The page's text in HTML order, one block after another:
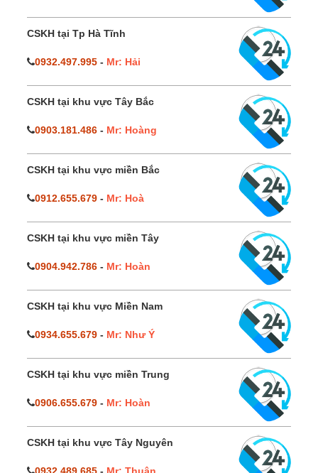
CSKH tại Tp Hà Tĩnh
0932.497.995 - Mr: Hải
CSKH tại khu vực Tây Bắc
0903.181.486 - Mr: Hoàng
CSKH tại khu vực miền Bắc
0912.655.679 - Mr: Hoà
CSKH tại khu vực miền Tây
0904.942.786 - Mr: Hoàn
CSKH tại khu vực Miền Nam
0934.655.679 - Mr: Như Ý
CSKH tại khu vực miền Trung
0906.655.679 - Mr: Hoàn
CSKH tại khu vực Tây Nguyên
0932.489.685 - Mr: Thuận